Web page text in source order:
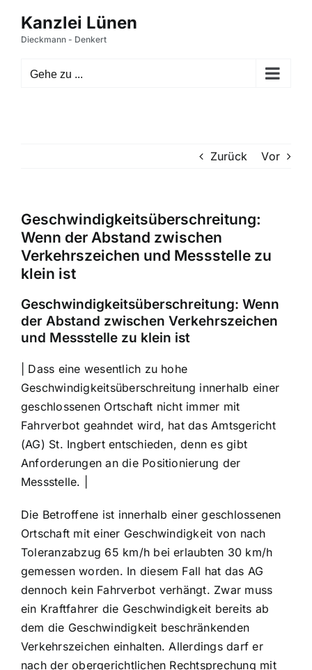
Inhalt
springen
Gehe zu ...
Zurück Vor
Geschwindigkeitsüberschreitung:
Wenn der Abstand zwischen
Verkehrszeichen und Messstelle zu
klein ist
Geschwindigkeitsüberschreitung: Wenn
der Abstand zwischen Verkehrszeichen
und Messstelle zu klein ist
| Dass eine wesentlich zu hohe
Geschwindigkeitsüberschreitung innerhalb einer
geschlossenen Ortschaft nicht immer mit
Fahrverbot geahndet wird, hat das Amtsgericht
(AG) St. Ingbert entschieden, denn es gibt
Anforderungen an die Positionierung der
Messstelle. |
Die Betroffene ist innerhalb einer geschlossenen
Ortschaft mit einer Geschwindigkeit von nach
Toleranzabzug 65 km/h bei erlaubten 30 km/h
gemessen worden. In diesem Fall hat das AG
dennoch kein Fahrverbot verhängt. Zwar muss
ein Kraftfahrer die Geschwindigkeit bereits ab
dem die Geschwindigkeit beschränkenden
Verkehrszeichen einhalten. Allerdings darf er
nach der obergerichtlichen Rechtsprechung mit